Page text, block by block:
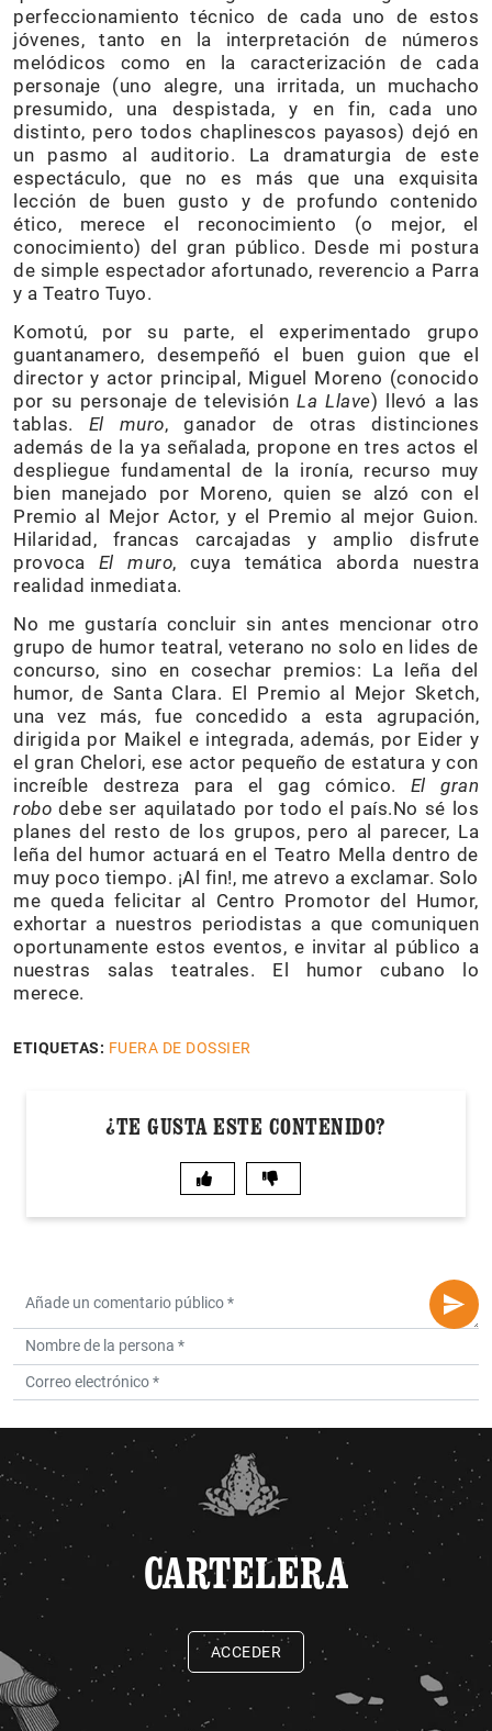
perfeccionamiento técnico de cada uno de estos
jóvenes, tanto en la interpretación de números
melódicos como en la caracterización de cada
personaje (uno alegre, una irritada, un muchacho
presumido, una despistada, y en fin, cada uno
distinto, pero todos chaplinescos payasos) dejó en
un pasmo al auditorio. La dramaturgia de este
espectáculo, que no es más que una exquisita
lección de buen gusto y de profundo contenido
ético, merece el reconocimiento (o mejor, el
conocimiento) del gran público. Desde mi postura
de simple espectador afortunado, reverencio a Parra
y a Teatro Tuyo.
Komotú, por su parte, el experimentado grupo
guantanamero, desempeñó el buen guion que el
director y actor principal, Miguel Moreno (conocido
por su personaje de televisiónLa Llave) llevó a las
tablas. El muro, ganador de otras distinciones
además de la ya señalada, propone en tres actos el
despliegue fundamental de la ironía, recurso muy
bien manejado por Moreno, quien se alzó con el
Premio al Mejor Actor, y el Premio al mejor Guion.
Hilaridad, francas carcajadas y amplio disfrute
provoca El muro, cuya temática aborda nuestra
realidad inmediata.
No me gustaría concluir sin antes mencionar otro
grupo de humor teatral, veterano no solo en lides de
concurso, sino en cosechar premios: La leña del
humor, de Santa Clara. El Premio al Mejor Sketch,
una vez más, fue concedido a esta agrupación,
dirigida por Maikel e integrada, además, por Eider y
el gran Chelori, ese actor pequeño de estatura y con
increíble destreza para el gag cómico. El gran
robo debe ser aquilatado por todo el país.No sé los
planes del resto de los grupos, pero al parecer, La
leña del humor actuará en el Teatro Mella dentro de
muy poco tiempo. ¡Al fin!, me atrevo a exclamar. Solo
me queda felicitar al Centro Promotor del Humor,
exhortar a nuestros periodistas a que comuniquen
oportunamente estos eventos, e invitar al público a
nuestras salas teatrales. El humor cubano lo
merece.
ETIQUETAS: FUERA DE DOSSIER
¿TE GUSTA ESTE CONTENIDO?
CARTELERA
ACCEDER